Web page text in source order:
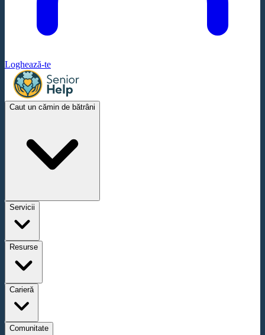
Loghează-te
Caut un cămin de bătrâni
Servicii
Resurse
Carieră
Comunitate